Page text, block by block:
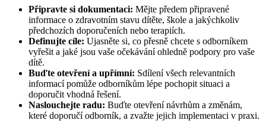
Připravte si dokumentaci: Mějte předem připravené
informace o zdravotním stavu dítěte, škole a jakýchkoliv
předchozích doporučeních nebo terapiích.
Definujte cíle: Ujasněte si, co přesně chcete s odborníkem
vyřešit a jaké jsou vaše očekávání ohledně podpory pro vaše
dítě.
Buďte otevření a upřímní: Sdílení všech relevantních
informací pomůže odborníkům lépe pochopit situaci a
doporučit vhodná řešení.
Naslouchejte radu: Buďte otevření návrhům a změnám,
které doporučí odborník, a zvažte jejich implementaci v praxi.